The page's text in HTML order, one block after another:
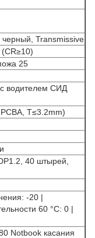
Transmissive
25
водителем СИД
T≤3.2mm)
40 штырей,
-20 |
60 °C: 0 |
Notbook касания